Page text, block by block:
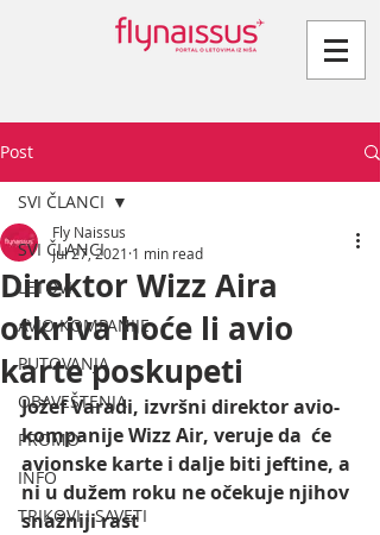
Post
SVI ČLANCI
LETOVI
AVIO KOMPANIJE
PUTOVANJA
OBAVEŠTENJA
PROMO
INFO
TRIKOVI I SAVETI
SVI ČLANCI
Direktor Wizz Aira
otkriva hoće li avio
karte poskupeti
Fly Naissus
Jul 27, 2021 1 min read
Jožef Varadi, izvršni direktor avio-
kompanije Wizz Air, veruje da  će
avionske karte i dalje biti jeftine, a
ni u dužem roku ne očekuje njihov
snažniji rast